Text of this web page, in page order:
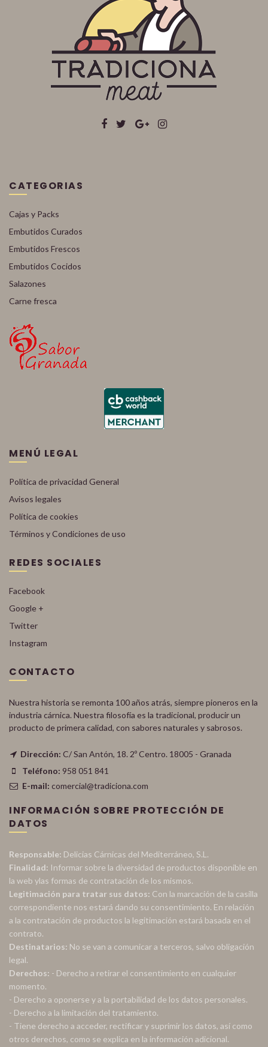
CATEGORIAS
Cajas y Packs
Embutidos Curados
Embutidos Frescos
Embutidos Cocidos
Salazones
Carne fresca
MENÚ LEGAL
Política de privacidad General
Avisos legales
Política de cookies
Términos y Condiciones de uso
REDES SOCIALES
Facebook
Google +
Twitter
Instagram
CONTACTO
Nuestra historia se remonta 100 años atrás, siempre pioneros en la
industria cárnica. Nuestra filosofía es la tradicional, producir un
producto de primera calidad, con sabores naturales y sabrosos.
Dirección: C/ San Antón, 18. 2º Centro. 18005 - Granada
Teléfono: 958 051 841
E-mail: comercial@tradiciona.com
INFORMACIÓN SOBRE PROTECCIÓN DE
DATOS
Responsable: Delicias Cárnicas del Mediterráneo, S.L.
Finalidad: Informar sobre la diversidad de productos disponible en
la web ylas formas de contratación de los mismos.
Legitimación para tratar sus datos: Con la marcación de la casilla
correspondiente nos estará dando su consentimiento. En relación
a la contratación de productos la legitimación estará basada en el
contrato.
Destinatarios: No se van a comunicar a terceros, salvo obligación
legal.
Derechos: - Derecho a retirar el consentimiento en cualquier
momento.
- Derecho a oponerse y a la portabilidad de los datos personales.
- Derecho a la limitación del tratamiento.
- Tiene derecho a acceder, rectificar y suprimir los datos, así como
otros derechos, como se explica en la información adicional.